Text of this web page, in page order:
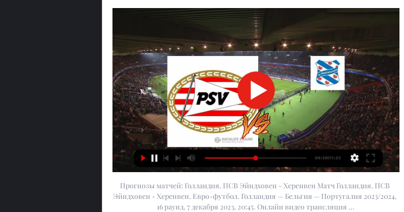
Прогнозы матчей: Голландия. ПСВ Эйндховен - Херенвен Матч Голландия. ПСВ
Эйндховен - Херенвен. Евро-футбол. Голландия — Бельгия — Португалия 2023/2024,
16 раунд, 7 декабря 2023, 20:45. Онлайн видео трансляция ...